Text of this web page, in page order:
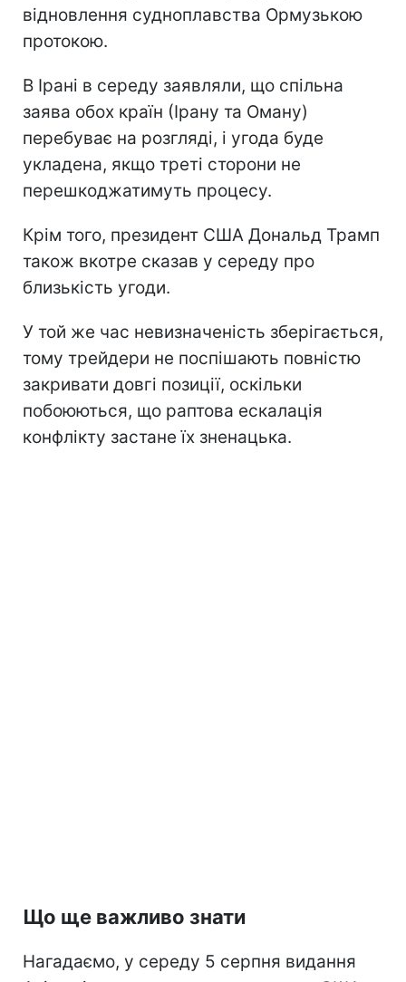
відновлення судноплавства Ормузькою
протокою.
В Ірані в середу заявляли, що спільна
заява обох країн (Ірану та Оману)
перебуває на розгляді, і угода буде
укладена, якщо треті сторони не
перешкоджатимуть процесу.
Крім того, президент США Дональд Трамп
також вкотре сказав у середу про
близькість угоди.
У той же час невизначеність зберігається,
тому трейдери не поспішають повністю
закривати довгі позиції, оскільки
побоюються, що раптова ескалація
конфлікту застане їх зненацька.
Що ще важливо знати
Нагадаємо, у середу 5 серпня видання